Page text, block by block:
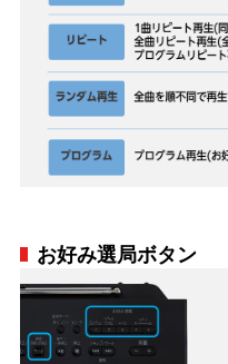
お好み選局ボタン